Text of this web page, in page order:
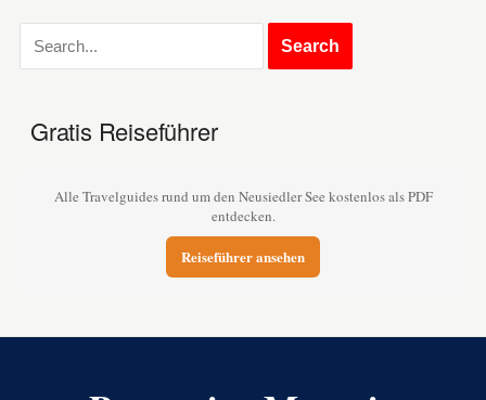
Gratis Reiseführer
Alle Travelguides rund um den Neusiedler See kostenlos als PDF
entdecken.
Reiseführer ansehen